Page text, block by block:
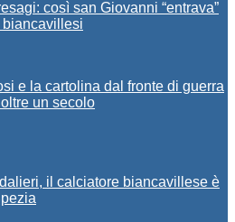
così san Giovanni “entrava”
e la cartolina dal fronte di guerra
un secolo
il calciatore biancavillese è